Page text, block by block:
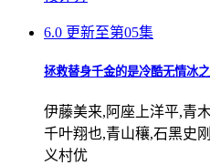
6.0 更新至第05集
拯救替身千金的是冷酷无情冰
伊藤美来,阿座上洋平,青
千叶翔也,青山穰,石黑史
义村优